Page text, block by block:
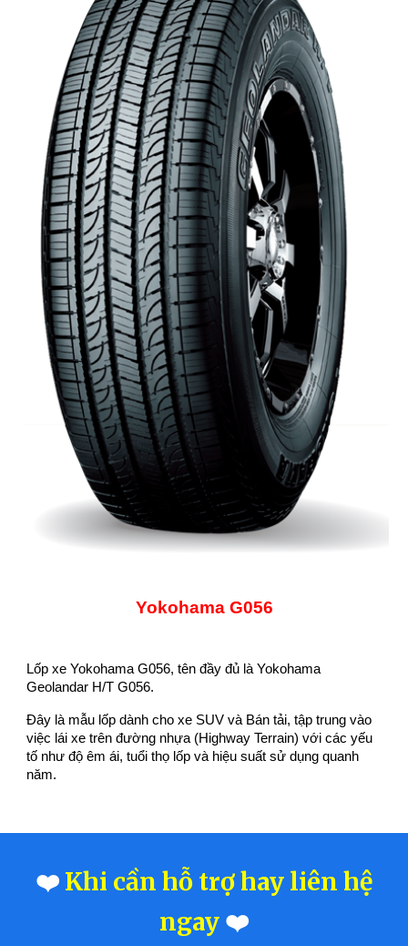
Yokohama G056
Lốp xe Yokohama G056, tên đầy đủ là Yokohama
Geolandar H/T G056.
Đây là mẫu lốp dành cho xe SUV và Bán tải, tập trung vào
việc lái xe trên đường nhựa (Highway Terrain) với các yếu
tố như độ êm ái, tuổi thọ lốp và hiệu suất sử dụng quanh
năm.
❤️ Khi cần hỗ trợ hay liên hệ
ngay ❤️